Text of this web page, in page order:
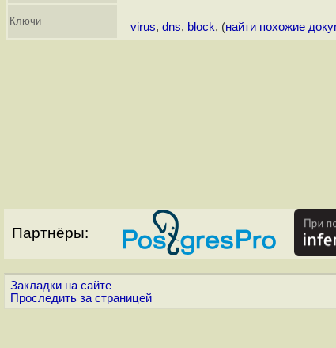
Ключи virus, dns, block, (найти похожие
Партнёры:
Закладки на сайте
Проследить за страницей